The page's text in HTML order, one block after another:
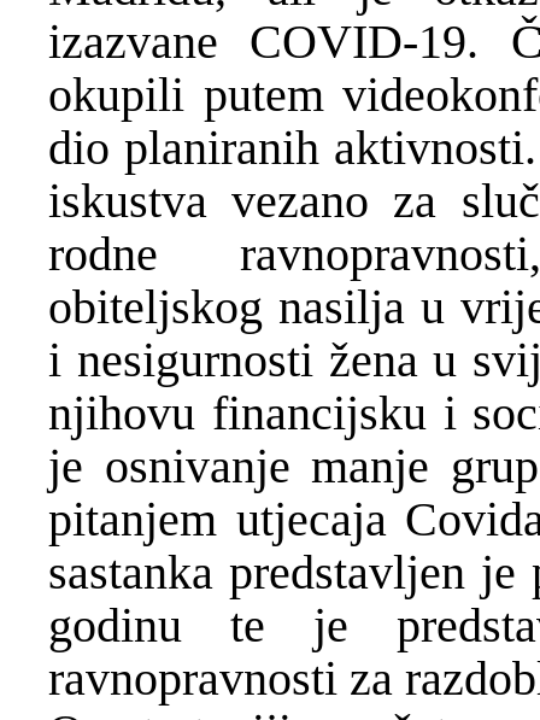
izazvane COVID-19.
okupili putem
dio planiranih
iskustva vezano za
rodne
obiteljskog nasilja u
i nesigurnosti žena u
njihovu financijsku i
je osnivanje manje
pitanjem utjecaja
sastanka predstavljen
godinu te je
ravnopravnosti za